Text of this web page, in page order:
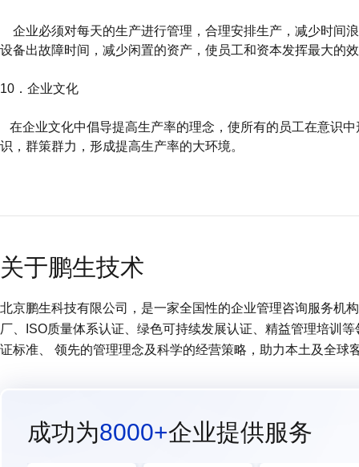
企业必须对每天的生产进行管理，合理安排生产，减少时间
设备出故障时间，减少闲置的资产，使员工和资本发挥最大的
10．企业文化
在企业文化中倡导提高生产率的理念，使所有的员工在意识
识，群策群力，形成提高生产率的大环境。
关于鹏生技术
北京鹏生科技有限公司，是一家全国性的企业管理咨询服务机
厂、ISO质量体系认证、绿色可持续发展认证、精益管理培训
证标准、 领先的管理理念及科学的经营策略，助力本土及全球
成功为8000+企业提供服务